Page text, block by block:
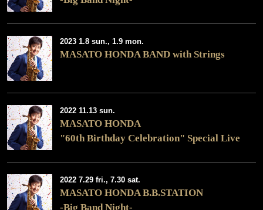
2023 1.8 sun., 1.9 mon.
MASATO HONDA BAND with Strings
2022 11.13 sun.
MASATO HONDA
"60th Birthday Celebration" Special Live
2022 7.29 fri., 7.30 sat.
MASATO HONDA B.B.STATION
-Big Band Night-